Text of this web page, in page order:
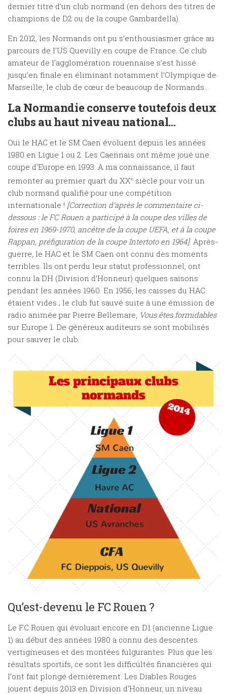
dernier titre d’un club normand (en dehors des titres de
champions de D2 ou de la coupe Gambardella).
En 2012, les Normands ont pu s’enthousiasmer grâce au
parcours de l’US Quevilly en coupe de France. Ce club
amateur de l’agglomération rouennaise s’est hissé
jusqu’en finale en éliminant notamment l’Olympique de
Marseille, le club de cœur de beaucoup de Normands…
La Normandie conserve toutefois deux
clubs au haut niveau national…
Oui le HAC et le SM Caen évoluent depuis les années
1980 en Ligue 1 ou 2. Les Caennais ont même joué une
coupe d’Europe en 1993. A ma connaissance, il faut
remonter au premier quart du XXe siècle pour voir un
club normand qualifié pour une compétition
internationale ! [Correction d’après le commentaire ci-
dessous : le FC Rouen a participé à la coupe des villes de
foires en 1969-1970, ancêtre de la coupe UEFA, et à la coupe
Rappan, préfiguration de la coupe Intertoto en 1964]. Après-
guerre, le HAC et le SM Caen ont connu des moments
terribles. Ils ont perdu leur statut professionnel, ont
connu la DH (Division d’Honneur) quelques saisons
pendant les années 1960. En 1956, les caisses du HAC
étaient vides ; le club fut sauvé suite à une émission de
radio animée par Pierre Bellemare, Vous êtes formidables
sur Europe 1. De généreux auditeurs se sont mobilisés
pour sauver le club.
Qu’est-devenu le FC Rouen ?
Le FC Rouen qui évoluait encore en D1 (ancienne Ligue
1) au début des années 1980 a connu des descentes
vertigineuses et des montées fulgurantes. Plus que les
résultats sportifs, ce sont les difficultés financières qui
l’ont fait plongé dernièrement. Les Diables Rouges
jouent depuis 2013 en Division d’Honneur, un niveau